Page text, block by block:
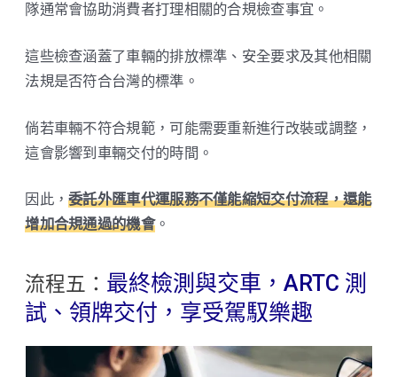
隊通常會協助消費者打理相關的合規檢查事宜。
這些檢查涵蓋了車輛的排放標準、安全要求及其他相關
法規是否符合台灣的標準。
倘若車輛不符合規範，可能需要重新進行改裝或調整，
這會影響到車輛交付的時間。
因此，委託外匯車代運服務不僅能縮短交付流程，還能
增加合規通過的機會。
流程五： 最終檢測與交車，ARTC 測
試、領牌交付，享受駕馭樂趣